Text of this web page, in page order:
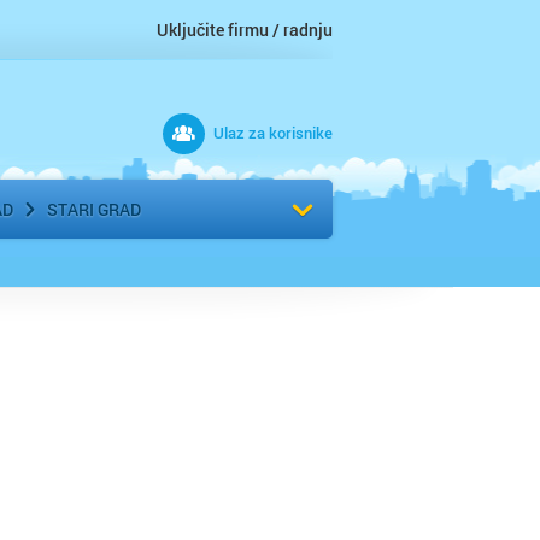
Uključite firmu / radnju
Ulaz za korisnike
STARI GRADIzaberite komšiluk